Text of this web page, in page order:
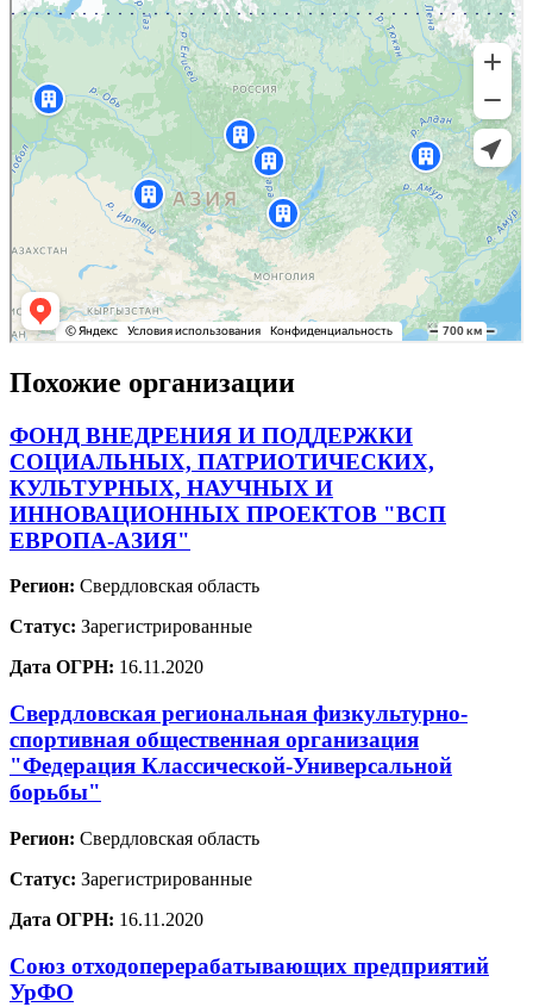
Похожие организации
ФОНД ВНЕДРЕНИЯ И ПОДДЕРЖКИ
СОЦИАЛЬНЫХ, ПАТРИОТИЧЕСКИХ,
КУЛЬТУРНЫХ, НАУЧНЫХ И
ИННОВАЦИОННЫХ ПРОЕКТОВ "ВСП
ЕВРОПА-АЗИЯ"
Регион: Свердловская область
Статус: Зарегистрированные
Дата ОГРН: 16.11.2020
Свердловская региональная физкультурно-
спортивная общественная организация
"Федерация Классической-Универсальной
борьбы"
Регион: Свердловская область
Статус: Зарегистрированные
Дата ОГРН: 16.11.2020
Союз отходоперерабатывающих предприятий
УрФО